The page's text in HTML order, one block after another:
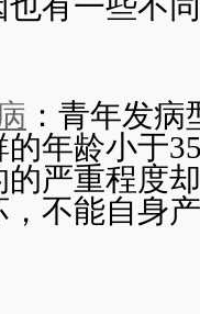
：青年发病
年龄小于
严重程度
不能自身